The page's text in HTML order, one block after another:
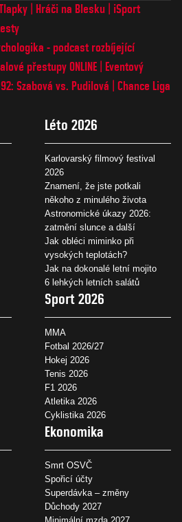
Hráči na Blesku
iSport
- podcast rozbíjející
přestupy ONLINE
Eventový
92: Szabová vs. Pudilová
Chance Liga
Léto 2026
Karlovarský filmový festival
2026
Znamení, že jste potkali
někoho z minulého života
Astronomické úkazy 2026:
zatmění slunce a další
Jak obléci miminko při
vysokých teplotách?
Jak na dokonalé letní mojito
6 lehkých letních salátů
Sport 2026
MMA
Fotbal 2026/27
Hokej 2026
Tenis 2026
F1 2026
Atletika 2026
Cyklistika 2026
Ekonomika
Smrt OSVČ
Spořicí účty
Superdávka – změny
Důchody 2027